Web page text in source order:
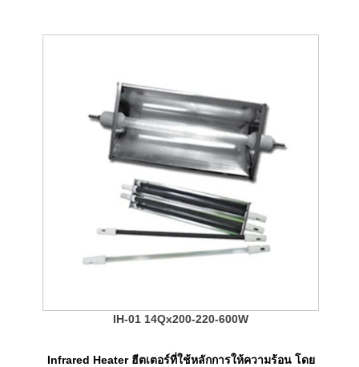
IH-01 14Qx200-220-600W
Infrared Heater ฮีตเตอร์ที่ใช้หลักการให้ความร้อน โดย